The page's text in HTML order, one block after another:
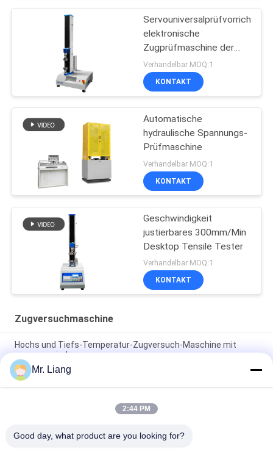
elektronische
Zugprüfmaschine der
Software-TM2101
Verhandelbar MOQ:1
KONTAKT
Automatische
hydraulische Spannungs-
Prüfmaschine
Verhandelbar MOQ:1
KONTAKT
Geschwindigkeit
justierbares 300mm/Min
Desktop Tensile Tester
Verhandelbar MOQ:1
KONTAKT
Zugversuchmaschine
Hochs und Tiefs-Temperatur-Zugversuch-Maschine mit
programmierbarem
Computer-elektronische Selbstzugversuch-Servomaschinen-
Universalfestigkeitsprüfungs-Ausrüstung TM 2101
Digitalanzeigen-elektronische dehnbare Prüfvorrichtungs-
Mr. Liang
2:44 PM
Good day, what product are you looking for?